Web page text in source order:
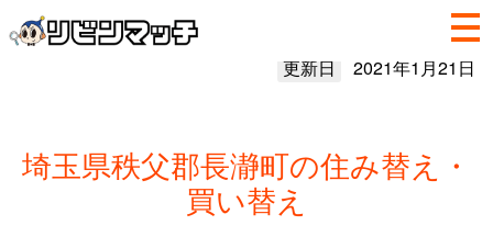
更新日 2021年1月21日
埼玉県秩父郡長瀞町の住み替え・
買い替え